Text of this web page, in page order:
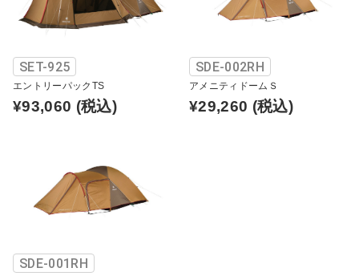
SET-925
エントリーパックTS
¥93,060 (税込)
SDE-002RH
アメニティドームＳ
¥29,260 (税込)
SDE-001RH